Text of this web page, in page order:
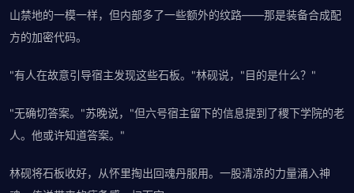
山禁地的一模一样，但内部多了一些额外的纹路——那是装备合成配
方的加密代码。
"有人在故意引导宿主发现这些石板。"林砚说，"目的是什么？"
"无确切答案。"苏晚说，"但六号宿主留下的信息提到了稷下学院的老
人。他或许知道答案。"
林砚将石板收好，从怀里掏出回魂丹服用。一股清凉的力量涌入神